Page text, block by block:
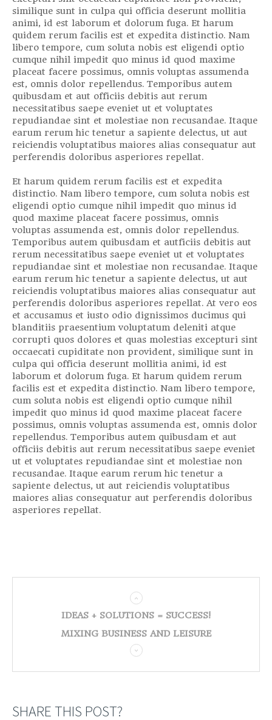
similique sunt in culpa qui officia deserunt mollitia
animi, id est laborum et dolorum fuga. Et harum
quidem rerum facilis est et expedita distinctio. Nam
libero tempore, cum soluta nobis est eligendi optio
cumque nihil impedit quo minus id quod maxime
placeat facere possimus, omnis voluptas assumenda
est, omnis dolor repellendus. Temporibus autem
quibusdam et aut officiis debitis aut rerum
necessitatibus saepe eveniet ut et voluptates
repudiandae sint et molestiae non recusandae. Itaque
earum rerum hic tenetur a sapiente delectus, ut aut
reiciendis voluptatibus maiores alias consequatur aut
perferendis doloribus asperiores repellat.
Et harum quidem rerum facilis est et expedita
distinctio. Nam libero tempore, cum soluta nobis est
eligendi optio cumque nihil impedit quo minus id
quod maxime placeat facere possimus, omnis
voluptas assumenda est, omnis dolor repellendus.
Temporibus autem quibusdam et autficiis debitis aut
rerum necessitatibus saepe eveniet ut et voluptates
repudiandae sint et molestiae non recusandae. Itaque
earum rerum hic tenetur a sapiente delectus, ut aut
reiciendis voluptatibus maiores alias consequatur aut
perferendis doloribus asperiores repellat. At vero eos
et accusamus et iusto odio dignissimos ducimus qui
blanditiis praesentium voluptatum deleniti atque
corrupti quos dolores et quas molestias excepturi sint
occaecati cupiditate non provident, similique sunt in
culpa qui officia deserunt mollitia animi, id est
laborum et dolorum fuga. Et harum quidem rerum
facilis est et expedita distinctio. Nam libero tempore,
cum soluta nobis est eligendi optio cumque nihil
impedit quo minus id quod maxime placeat facere
possimus, omnis voluptas assumenda est, omnis dolor
repellendus. Temporibus autem quibusdam et aut
officiis debitis aut rerum necessitatibus saepe eveniet
ut et voluptates repudiandae sint et molestiae non
recusandae. Itaque earum rerum hic tenetur a
sapiente delectus, ut aut reiciendis voluptatibus
maiores alias consequatur aut perferendis doloribus
asperiores repellat.
IDEAS + SOLUTIONS = SUCCESS!
MIXING BUSINESS AND LEISURE
SHARE THIS POST?